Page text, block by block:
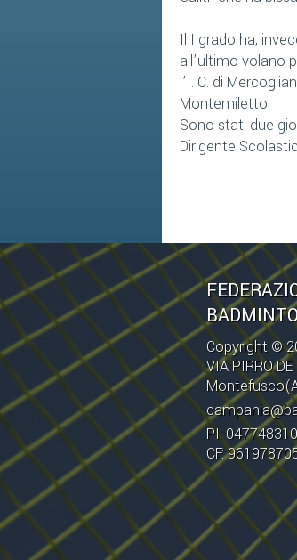
Il I grado ha,
all’ultimo volano
l’I. C. di
Montemiletto.
Sono stati due
Dirigente
Copyright ©
VIA PIRRO
PI:
CF: